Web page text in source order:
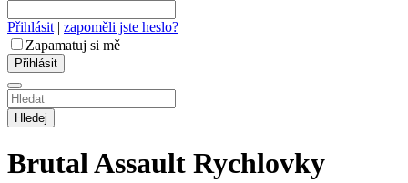
Přihlásit | zapoměli jste heslo?
Zapamatuj si mě
Hledej
Brutal Assault Rychlovky